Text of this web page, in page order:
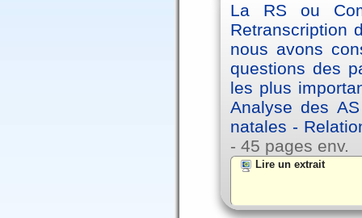
La RS ou
Retranscription
nous avons
questions des
les plus
Analyse des
natales -
- 45 pages env.
Lire un extrait